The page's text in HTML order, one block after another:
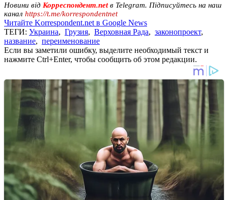
Новини від Корреспондент.netв Telegram. Підписуйтесь на наш
канал https://t.me/korrespondentnet
Читайте Korrespondent.net в Google News
ТЕГИ: Украина, Грузия, Верховная Рада, законопроект,
название, переименование
Если вы заметили ошибку, выделите необходимый текст и
нажмите Ctrl+Enter, чтобы сообщить об этом редакции.